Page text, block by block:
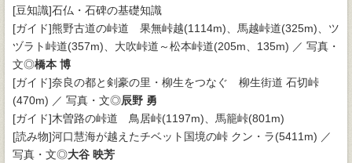
[豆知識]石仏・石碑の基礎知識
[ガイド]熊野古道の峠道 果無峠越(1114m)、馬越峠道(325m)、ツ
ヅラト峠道(357m)、大吹峠道～松本峠道(205m、135m) ／ 写真・
文◎橋本 博
[ガイド]奈良の都と剣豪の里・柳生をつなぐ 柳生街道 石切峠
(470m) ／ 写真・文◎辰野 勇
[ガイド]木曽路の峠道 鳥居峠(1197m)、馬籠峠(801m)
[読み物]河口慧海が越えたチベット国境の峠 クン・ラ(5411m) ／
写真・文◎大谷 映芳